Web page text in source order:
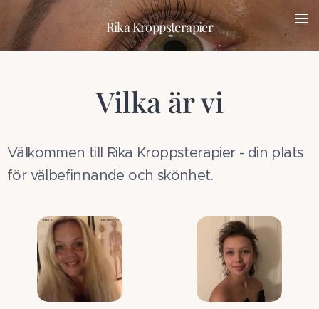
Rika Kroppsterapier
Vilka är vi
Välkommen till Rika Kroppsterapier - din plats
för välbefinnande och skönhet.